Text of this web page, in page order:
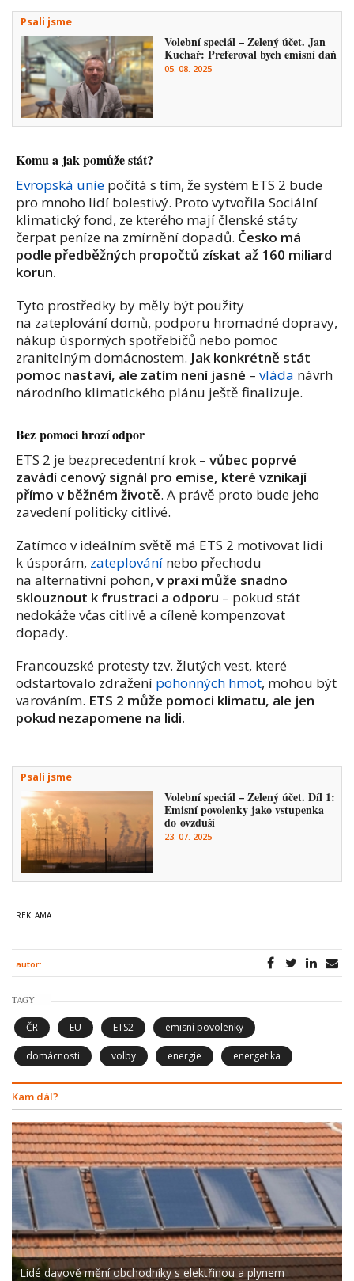
Psali jsme
Volební speciál – Zelený účet. Jan
Kuchař: Preferoval bych emisní daň
05. 08. 2025
Komu a jak pomůže stát?
Evropská unie počítá s tím, že systém ETS 2 bude
pro mnoho lidí bolestivý. Proto vytvořila Sociální
klimatický fond, ze kterého mají členské státy
čerpat peníze na zmírnění dopadů. Česko má
podle předběžných propočtů získat až 160 miliard
korun.
Tyto prostředky by měly být použity
na zateplování domů, podporu hromadné dopravy,
nákup úsporných spotřebičů nebo pomoc
zranitelným domácnostem. Jak konkrétně stát
pomoc nastaví, ale zatím není jasné – vláda návrh
národního klimatického plánu ještě finalizuje.
Bez pomoci hrozí odpor
ETS 2 je bezprecedentní krok – vůbec poprvé
zavádí cenový signál pro emise, které vznikají
přímo v běžném životě. A právě proto bude jeho
zavedení politicky citlivé.
Zatímco v ideálním světě má ETS 2 motivovat lidi
k úsporám, zateplování nebo přechodu
na alternativní pohon, v praxi může snadno
sklouznout k frustraci a odporu – pokud stát
nedokáže včas citlivě a cíleně kompenzovat
dopady.
Francouzské protesty tzv. žlutých vest, které
odstartovalo zdražení pohonných hmot, mohou být
varováním. ETS 2 může pomoci klimatu, ale jen
pokud nezapomene na lidi.
Psali jsme
Volební speciál – Zelený účet. Díl 1:
Emisní povolenky jako vstupenka
do ovzduší
23. 07. 2025
autor:
TAGY
ČR EU ETS2 emisní povolenky
domácnosti volby energie energetika
Kam dál?
Lidé davově mění obchodníky s elektřinou a plynem